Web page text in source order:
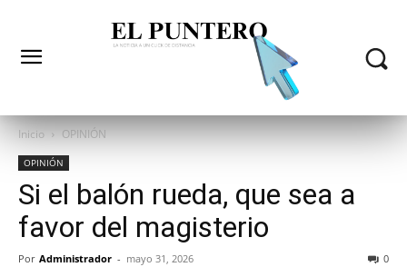
Inicio OPINIÓN
OPINIÓN
Si el balón rueda, que sea a
favor del magisterio
Por Administrador - mayo 31, 2026 0